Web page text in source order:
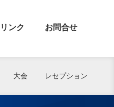
ンク お問合せ
大会 レセプション